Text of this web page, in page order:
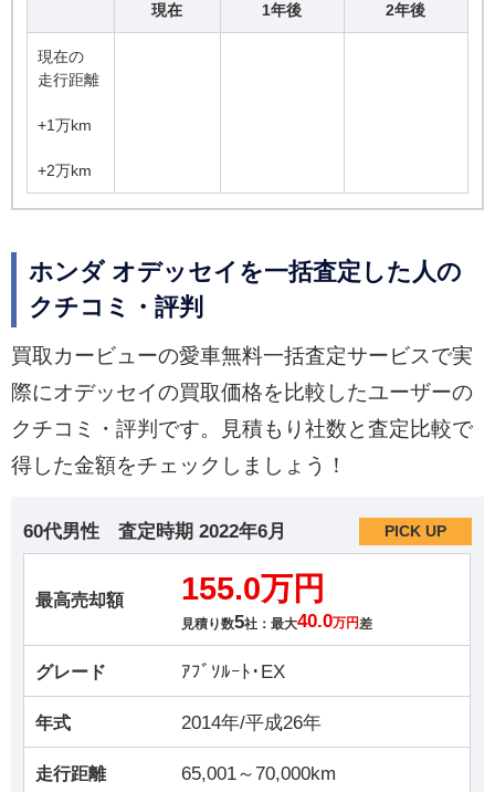
現在 1年後 2年後
現在の
走行距離
+1万km
+2万km
ホンダ オデッセイを一括査定した人の
クチコミ・評判
買取カービューの愛車無料一括査定サービスで実
際にオデッセイの買取価格を比較したユーザーの
クチコミ・評判です。見積もり社数と査定比較で
得した金額をチェックしましょう！
60代男性 査定時期 2022年6月 PICK UP
最高売却額 155.0万円
見積り数5社：最大40.0万円 差
グレード ｱﾌﾞｿﾙｰﾄ･EX
年式 2014年/平成26年
走行距離 65,001～70,000km